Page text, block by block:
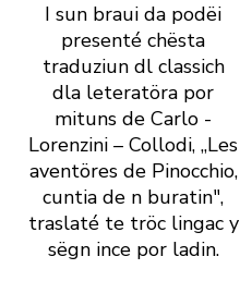
I sun braui da podëi
presenté chësta
traduziun dl ­classich
dla leteratöra por
mituns de Carlo ­
Lorenzini – Collodi, „Les
aventöres de Pinocchio,
cuntia de n buratin",
traslaté te tröc lingac y
sëgn ince por ladin.